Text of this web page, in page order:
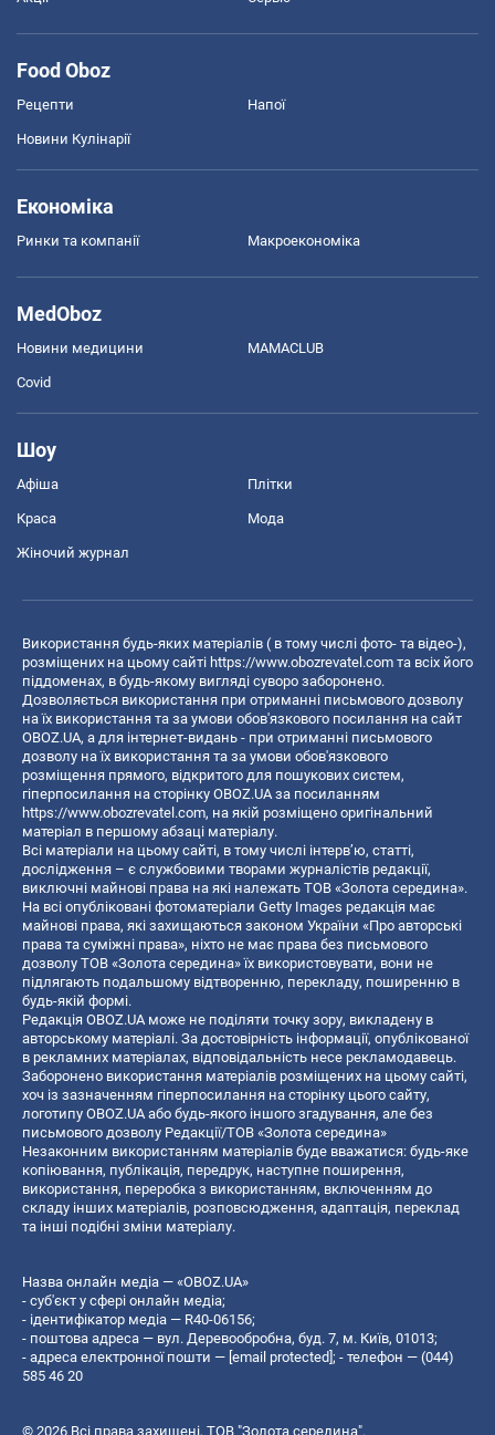
Food Oboz
Рецепти Напої
Новини Кулінарії
Економіка
Ринки та компанії Макроекономіка
MedOboz
Новини медицини MAMACLUB
Covid
Шоу
Афіша Плітки
Краса Мода
Жіночий журнал
Використання будь-яких матеріалів ( в тому числі фото- та відео-),
розміщених на цьому сайті https://www.obozrevatel.com та всіх його
піддоменах, в будь-якому вигляді суворо заборонено.
Дозволяється використання при отриманні письмового дозволу
на їх використання та за умови обов'язкового посилання на сайт
OBOZ.UA, а для інтернет-видань - при отриманні письмового
дозволу на їх використання та за умови обов'язкового
розміщення прямого, відкритого для пошукових систем,
гіперпосилання на сторінку OBOZ.UA за посиланням
https://www.obozrevatel.com, на якій розміщено оригінальний
матеріал в першому абзаці матеріалу.
Всі матеріали на цьому сайті, в тому числі інтерв’ю, статті,
дослідження – є службовими творами журналістів редакції,
виключні майнові права на які належать ТОВ «Золота середина».
На всі опубліковані фотоматеріали Getty Images редакція має
майнові права, які захищаються законом України «Про авторські
права та суміжні права», ніхто не має права без письмового
дозволу ТОВ «Золота середина» їх використовувати, вони не
підлягають подальшому відтворенню, перекладу, поширенню в
будь-якій формі.
Редакція OBOZ.UA може не поділяти точку зору, викладену в
авторському матеріалі. За достовірність інформації, опублікованої
в рекламних матеріалах, відповідальність несе рекламодавець.
Заборонено використання матеріалів розміщених на цьому сайті,
хоч із зазначенням гіперпосилання на сторінку цього сайту,
логотипу OBOZ.UA або будь-якого іншого згадування, але без
письмового дозволу Редакції/ТОВ «Золота середина»
Незаконним використанням матеріалів буде вважатися: будь-яке
копiювання, публiкацiя, передрук, наступне поширення,
використання, переробка з використанням, включенням до
складу інших матеріалів, розповсюдження, адаптація, переклад
та інші подібні зміни матеріалу.
Назва онлайн медіа — «OBOZ.UA»
- суб'єкт у сфері онлайн медіа;
- ідентифікатор медіа — R40-06156;
- поштова адреса — вул. Деревообробна, буд. 7, м. Київ, 01013;
- адреса електронної пошти — [email protected]; - телефон — (044)
585 46 20
© 2026 Всі права захищені, ТОВ "Золота середина".